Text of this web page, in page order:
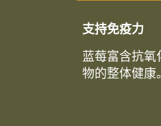
支持免疫力
蓝莓富含抗氧
物的整体健康。